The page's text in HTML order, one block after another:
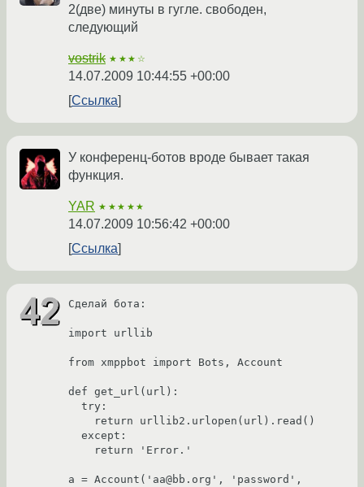
2(две) минуты в гугле. свободен,
следующий
vostrik ★★★☆
14.07.2009 10:44:55 +00:00
Ссылка
У конференц-ботов вроде бывает такая
функция.
YAR ★★★★★
14.07.2009 10:56:42 +00:00
Ссылка
Сделай бота:
import urllib
from xmppbot import Bots, Account
def get_url(url):
a = Account('aa@bb.org', 'password',